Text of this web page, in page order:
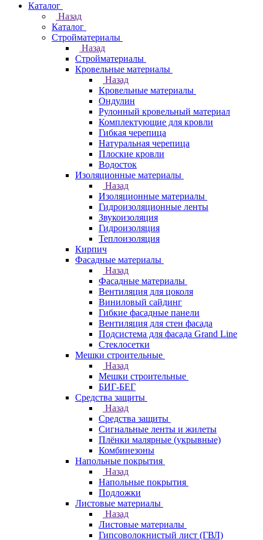
Каталог
Назад
Каталог
Стройматериалы
Назад
Стройматериалы
Кровельные материалы
Назад
Кровельные материалы
Ондулин
Рулонный кровельный материал
Комплектующие для кровли
Гибкая черепица
Натуральная черепица
Плоские кровли
Водосток
Изоляционные материалы
Назад
Изоляционные материалы
Гидроизоляционные ленты
Звукоизоляция
Гидроизоляция
Теплоизоляция
Кирпич
Фасадные материалы
Назад
Фасадные материалы
Вентиляция для цоколя
Виниловый сайдинг
Гибкие фасадные панели
Вентиляция для стен фасада
Подсистема для фасада Grand Line
Стеклосетки
Мешки строительные
Назад
Мешки строительные
БИГ-БЕГ
Средства защиты
Назад
Средства защиты
Сигнальные ленты и жилеты
Плёнки малярные (укрывные)
Комбинезоны
Напольные покрытия
Назад
Напольные покрытия
Подложки
Листовые материалы
Назад
Листовые материалы
Гипсоволокнистый лист (ГВЛ)